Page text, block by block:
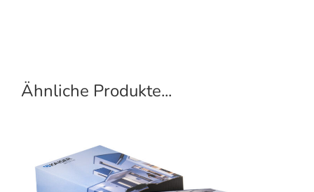
Ähnliche Produkte...